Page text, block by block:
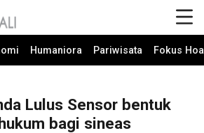
Humaniora Pariwisata Fokus
Lulus Sensor bentuk
bagi sineas